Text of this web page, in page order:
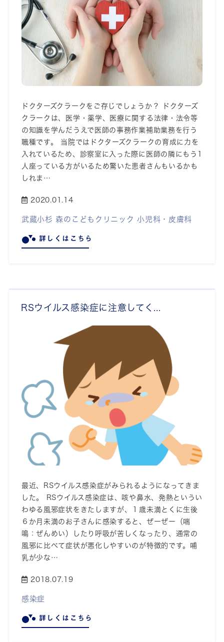
ドクターズクラークをご存じでしょうか？ ドクターズ
クラークは、医学・薬学、医療に関する法律・法令等
の知識を学んだうえで医師の事務作業補助業務を行う
職種です。 当院ではドクターズクラークの育成に力を
入れているため、診察室に入った際に医師の隣にもう1
人座っている方がいるため驚いた患者さんもいるかも
しれま…
2020.01.14
武蔵小杉 森のこどもクリニック 小児科・皮膚科
詳しくはこちら
RSウイルス感染症に注意してく...
最近、RSウイルス感染症がみられるようになってきま
した。 RSウイルス感染症は、咳や鼻水、発熱というい
わゆる風邪症状をきたしますが、１歳未満とくに生後
６か月未満のお子さんに感染すると、ぜーぜー（喘
鳴：ぜんめい）したり呼吸が苦しくなったり、通常の
風邪に比べて症状が悪化しやすいのが特徴的です。哺
乳が少な…
2018.07.19
感染症
詳しくはこちら